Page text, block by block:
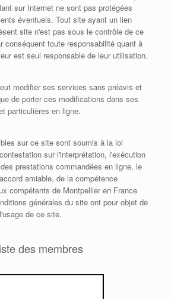
sur Internet ne sont pas protégées
éventuels. Tout site ayant un lien
site n'est pas sous le contrôle de ce
conséquent toute responsabilité quant à
est seul responsable de leur utilisation.
modifier ses services sans préavis et
de porter ces modifications dans ses
particulières en ligne.
sur ce site sont soumis à la loi
sur l'interprétation, l'exécution
prestations commandées en ligne, le
amiable, de la compétence
compétents de Montpellier en France
générales du site ont pour objet de
de ce site.
des membres